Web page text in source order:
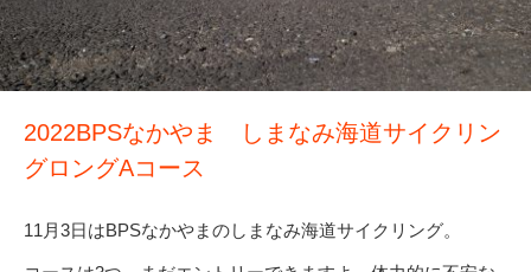
2022BPSなかやま しまなみ海道サイクリン
グロングAコース
11月3日はBPSなかやまのしまなみ海道サイクリング。